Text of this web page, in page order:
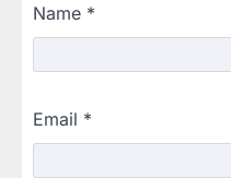
Name *
Email *